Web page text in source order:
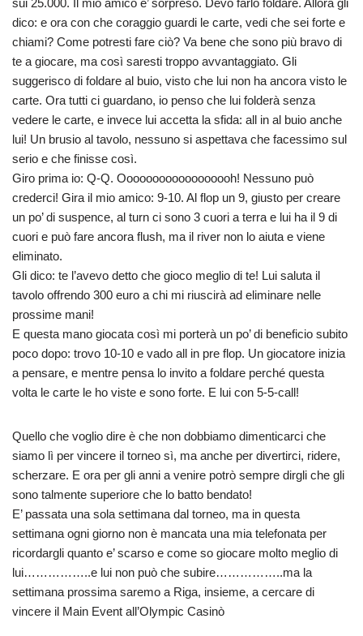
sui 25.000. Il mio amico e’ sorpreso. Devo farlo foldare. Allora gli
dico: e ora con che coraggio guardi le carte, vedi che sei forte e
chiami? Come potresti fare ciò? Va bene che sono più bravo di
te a giocare, ma così saresti troppo avvantaggiato. Gli
suggerisco di foldare al buio, visto che lui non ha ancora visto le
carte. Ora tutti ci guardano, io penso che lui folderà senza
vedere le carte, e invece lui accetta la sfida: all in al buio anche
lui! Un brusio al tavolo, nessuno si aspettava che facessimo sul
serio e che finisse così.
Giro prima io: Q-Q. Oooooooooooooooooh! Nessuno può
crederci! Gira il mio amico: 9-10. Al flop un 9, giusto per creare
un po’ di suspence, al turn ci sono 3 cuori a terra e lui ha il 9 di
cuori e può fare ancora flush, ma il river non lo aiuta e viene
eliminato.
Gli dico: te l’avevo detto che gioco meglio di te! Lui saluta il
tavolo offrendo 300 euro a chi mi riuscirà ad eliminare nelle
prossime mani!
E questa mano giocata così mi porterà un po’ di beneficio subito
poco dopo: trovo 10-10 e vado all in pre flop. Un giocatore inizia
a pensare, e mentre pensa lo invito a foldare perché questa
volta le carte le ho viste e sono forte. E lui con 5-5-call!
Quello che voglio dire è che non dobbiamo dimenticarci che
siamo lì per vincere il torneo sì, ma anche per divertirci, ridere,
scherzare. E ora per gli anni a venire potrò sempre dirgli che gli
sono talmente superiore che lo batto bendato!
E’ passata una sola settimana dal torneo, ma in questa
settimana ogni giorno non è mancata una mia telefonata per
ricordargli quanto e’ scarso e come so giocare molto meglio di
lui……………..e lui non può che subire……………..ma la
settimana prossima saremo a Riga, insieme, a cercare di
vincere il Main Event all’Olympic Casinò